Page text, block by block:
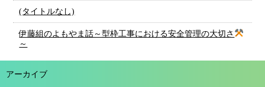
(タイトルなし)
伊藤組のよもやま話～型枠工事における安全管理の大切さ
～
アーカイブ